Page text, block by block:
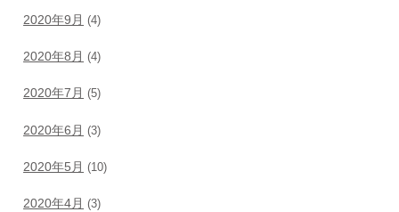
2020年9月 (4)
2020年8月 (4)
2020年7月 (5)
2020年6月 (3)
2020年5月 (10)
2020年4月 (3)